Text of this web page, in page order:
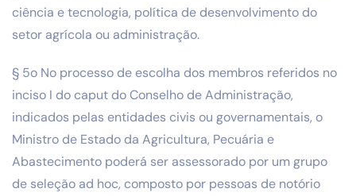
ciência e tecnologia, política de desenvolvimento do
setor agrícola ou administração.
§ 5o No processo de escolha dos membros referidos no
inciso I do caput do Conselho de Administração,
indicados pelas entidades civis ou governamentais, o
Ministro de Estado da Agricultura, Pecuária e
Abastecimento poderá ser assessorado por um grupo
de seleção ad hoc, composto por pessoas de notório